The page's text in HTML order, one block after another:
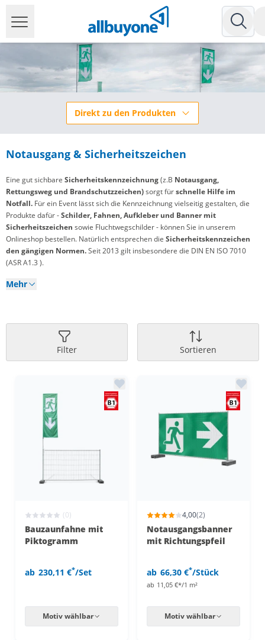
Direkt zu den Produkten
Notausgang & Sicherheitszeichen
Eine gut sichbare Sicherheitskennzeichnung(z.B Notausgang,
Rettungsweg und Brandschutzzeichen)sorgt fürschnelle Hilfe im
Notfall. Für ein Event lässt sich die Kennzeichnung vielseitig gestalten, die
Produkte dafür -Schilder, Fahnen, Aufkleber und Banner mit
Sicherheitszeichen sowie Fluchtwegschilder- können Sie in unserem
Onlineshop bestellen. Natürlich entsprechen die Sicherheitskennzeichen
den gängigen Normen.Seit 2013 gilt insbesondere die DIN EN ISO 7010
(ASR A1.3 ).
Mehr
Filter Sortieren
(0)
Bauzaunfahne mit
Piktogramm
ab 230,11 €*/Set
Motiv wählbar
4,00(2)
Notausgangsbanner
mit Richtungspfeil
ab 66,30 €*/Stück
ab 11,05 €*/1 m²
Motiv wählbar